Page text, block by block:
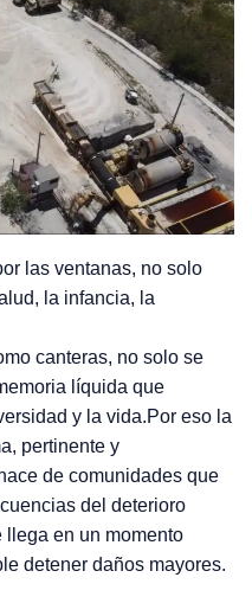
las ventanas, no solo
la infancia, la
canteras, no solo se
líquida que
y la vida.Por eso la
pertinente y
de comunidades que
del deterioro
en un momento
detener daños mayores.